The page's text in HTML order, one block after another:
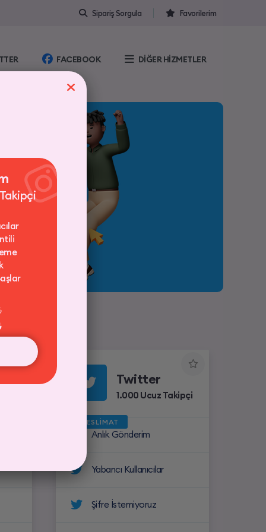
Sipariş Sorgula Favorilerim
FACEBOOK DİĞER HİZMETLER
Twitter
1.000 Ucuz Takipçi
HIZLI TESLİMAT
Anlık Gönderim
Yabancı Kullanıcılar
Şifre İstemiyoruz